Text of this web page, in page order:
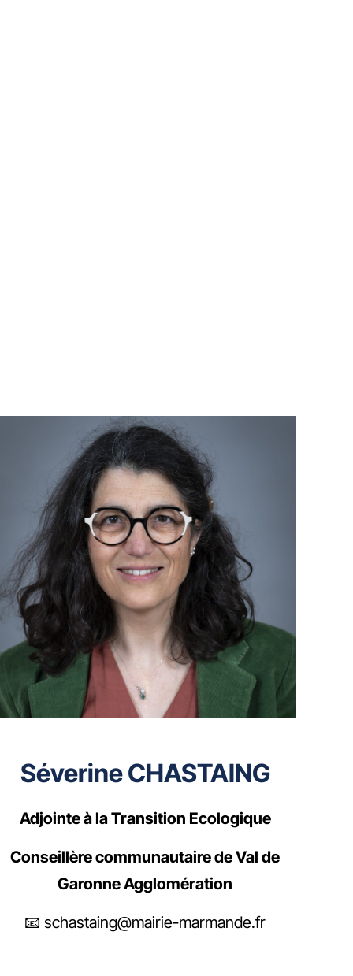
Séverine CHASTAING
Adjointe à la Transition Ecologique
Conseillère communautaire de Val de
Garonne Agglomération
📧 schastaing@mairie-marmande.fr